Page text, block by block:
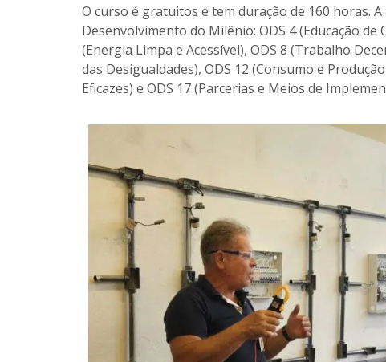
O curso é gratuitos e tem duração de 160 horas.
Desenvolvimento do Milênio: ODS 4 (Educação de
(Energia Limpa e Acessível), ODS 8 (Trabalho
das Desigualdades), ODS 12 (Consumo e
Eficazes) e ODS 17 (Parcerias e Meios de